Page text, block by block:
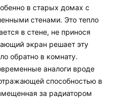
в старых домах с
стенами. Это тепло
в стене, не принося
экран решает эту
обратно в комнату.
аналоги вроде
способностью в
за радиатором